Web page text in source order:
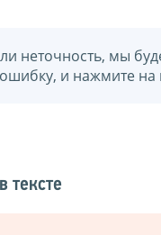
неточность, мы
и нажмите
тексте